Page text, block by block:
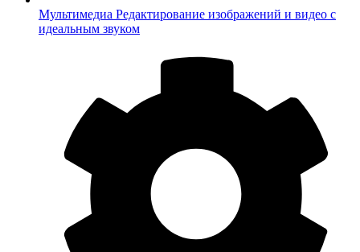
Мультимедиа Редактирование изображений и видео с
идеальным звуком